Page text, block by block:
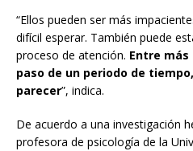
“Ellos pueden ser más
difícil esperar. También puede
proceso de atención. Entre
paso de un periodo de
parecer”, indica.
De acuerdo a una investigación
profesora de psicología de la